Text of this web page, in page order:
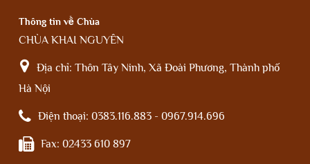
Thông tin về Chùa
CHÙA KHAI NGUYÊN
Địa chỉ: Thôn Tây Ninh, Xã Đoài Phương, Thành phố
Hà Nội
Điện thoại: 0383.116.883 - 0967.914.696
Fax: 02433 610 897